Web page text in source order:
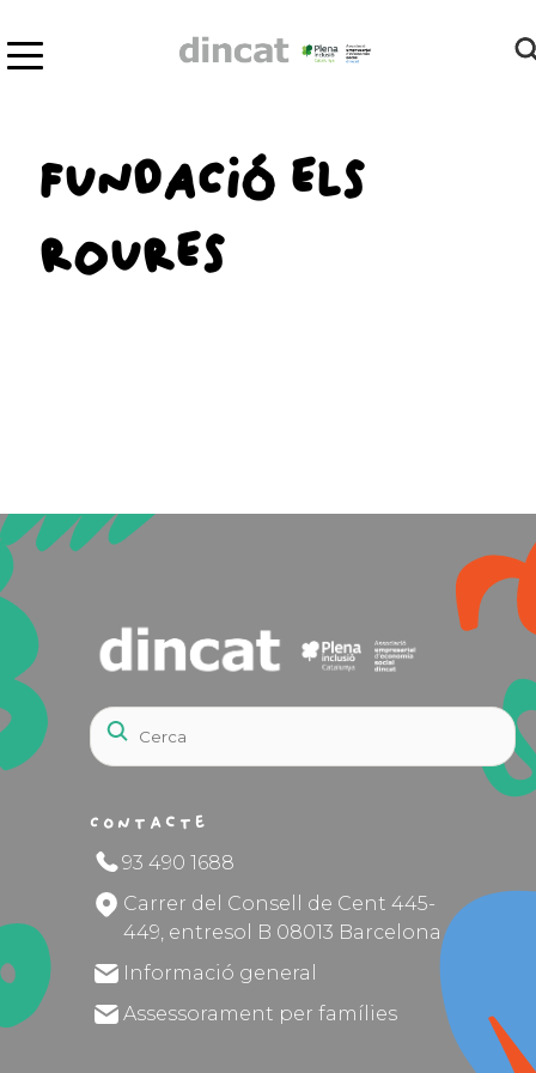
FUNDACIÓ ELS
ROURES
Contacte
93 490 1688
Carrer del Consell de Cent 445-
449, entresol B 08013 Barcelona
Informació general
Assessorament per famílies